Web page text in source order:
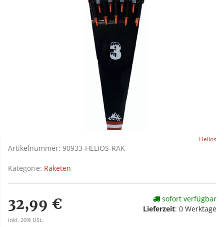
Helios
Artikelnummer: 90933-HELIOS-RAK
Kategorie: Raketen
32,99 €
inkl. 20% USt.
sofort verfügbar
Lieferzeit: 0 Werktage